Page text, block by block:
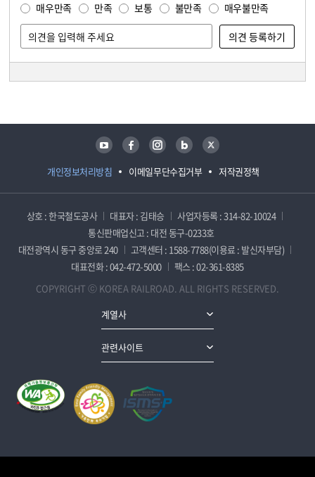
매우만족 만족 보통 불만족 매우불만족
개인정보처리방침 이메일무단수집거부 저작권정책
유튜브 페이스북 인스타그램 블로그 트위터
상호 : 한국철도공사 대표자 : 김태승
사업자등록 : 314-82-10024
통신판매업신고 : 대전 동구-0233호
대전광역시 동구 중앙로 240
고객센터 : 1588-7788(이용료 : 발신자부담)
대표전화 : 042-472-5000
팩스 : 02-361-8385
COPYRIGHT ⓒ KOREA RAILROAD. ALL RIGHTS RESERVED.
계열사
관련사이트